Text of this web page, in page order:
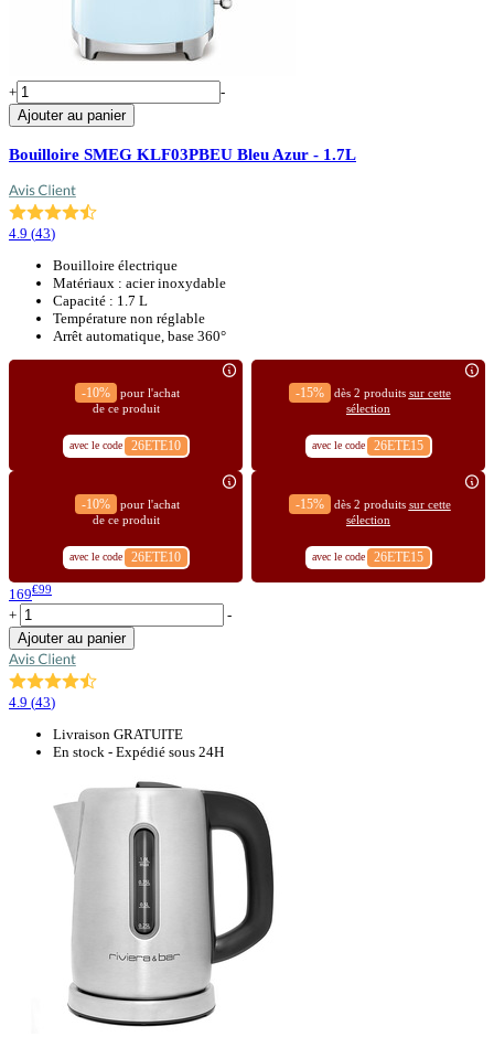
+
-
Ajouter au panier
Bouilloire SMEG KLF03PBEU Bleu Azur - 1.7L
4.9 (43)
Bouilloire électrique
Matériaux : acier inoxydable
Capacité : 1.7 L
Température non réglable
Arrêt automatique, base 360°
-10%
pour l'achat
de ce produit
avec le code 26ETE10
-15% dès 2 produits sur cette
sélection
avec le code 26ETE15
-10%
pour l'achat
de ce produit
avec le code 26ETE10
-15% dès 2 produits sur cette
sélection
avec le code 26ETE15
169€99
+
-
Ajouter au panier
4.9 (43)
Livraison GRATUITE
En stock - Expédié sous 24H